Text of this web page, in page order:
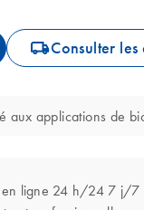
icon_0062_deliver-s Consulter
aux applications de
en ligne 24 h/24 7 j/7